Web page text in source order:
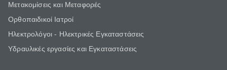
Μετακομίσεις και Μεταφορές
Ορθοπαιδικοί Ιατροί
Ηλεκτρολόγοι - Ηλεκτρικές Εγκαταστάσεις
Υδραυλικές εργασίες και Εγκαταστάσεις